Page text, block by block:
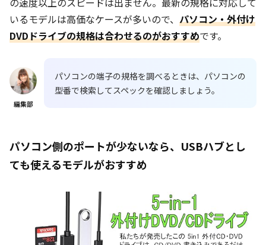
いるモデルは高価なケースが多いので、 パソコン・外付け
DVDドライブの規格は合わせるのがおすすめです。
編集部
パソコンの端子の規格を調べるときは、パソコンの
型番で検索してスペックを確認しましょう。
パソコン側のポートが少ないなら、USBハブとし
ても使えるモデルがおすすめ